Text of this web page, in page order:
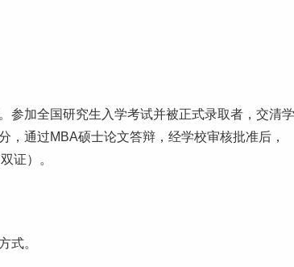
参加全国研究生入学考试并被正式录取者，交清学
，通过MBA硕士论文答辩，经学校审核批准后，
证）。
式。